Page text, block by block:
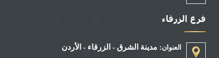
فرع الزرقاء
العنوان: مدينة الشرق - الزرقاء - الأردن